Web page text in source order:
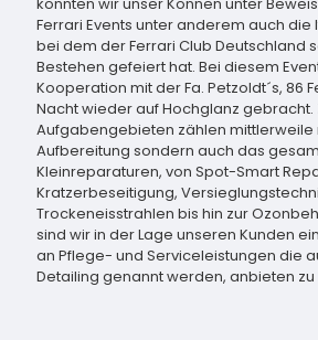
Ferrari Events unter anderem auch die
bei dem der Ferrari Club Deutschland
Bestehen gefeiert hat. Bei diesem
Kooperation mit der Fa. Petzoldt´s, 86
Nacht wieder auf Hochglanz gebracht.
Aufgabengebieten zählen mittlerweile
Aufbereitung sondern auch das
Kleinreparaturen, von Spot-Smart
Kratzerbeseitigung,
Trockeneisstrahlen bis hin zur
sind wir in der Lage unseren Kunden
an Pflege- und Serviceleistungen die
Detailing genannt werden, anbieten zu